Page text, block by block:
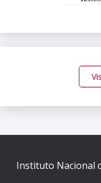
Instituto Nacional